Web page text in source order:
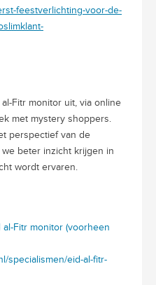
feestverlichting-voor-de-
Fitr monitor uit, via online
met mystery shoppers.
perspectief van de
beter inzicht krijgen in
wordt ervaren.
Fitr monitor (voorheen
specialismen/eid-al-fitr-